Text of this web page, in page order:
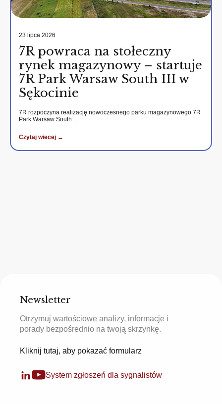
23 lipca 2026
7R powraca na stołeczny
rynek magazynowy – startuje
7R Park Warsaw South III w
Sękocinie
7R rozpoczyna realizację nowoczesnego parku magazynowego 7R
Park Warsaw South…
Czytaj wiecej →
Newsletter
Otrzymuj wartościowe analizy, informacje i
porady bezpośrednio na twoją skrzynkę.
Kliknij tutaj, aby pokazać formularz
System zgłoszeń dla sygnalistów